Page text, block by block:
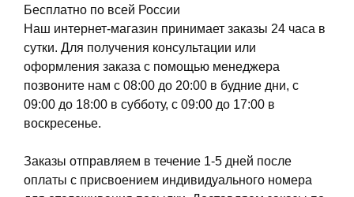
Бесплатно по всей России
Наш интернет-магазин принимает заказы 24 часа в
сутки. Для получения консультации или
оформления заказа с помощью менеджера
позвоните нам с 08:00 до 20:00 в будние дни, с
09:00 до 18:00 в субботу, с 09:00 до 17:00 в
воскресенье.
Заказы отправляем в течение 1-5 дней после
оплаты с присвоением индивидуального номера